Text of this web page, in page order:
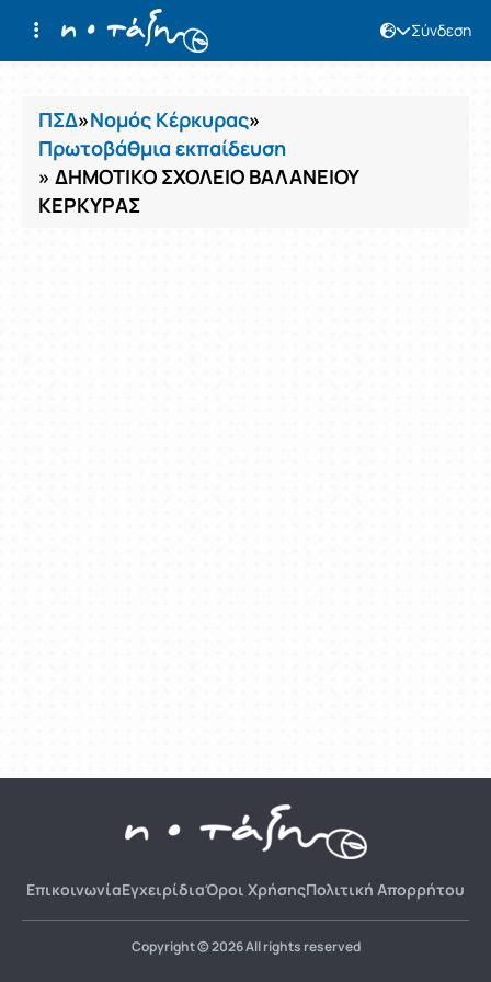
Σύνδεση
Μαθήματα
ΠΣΔ»Νομός Κέρκυρας»
Πρωτοβάθμια εκπαίδευση
» ΔΗΜΟΤΙΚΟ ΣΧΟΛΕΙΟ ΒΑΛΑΝΕΙΟΥ
ΚΕΡΚΥΡΑΣ
ΕπικοινωνίαΕγχειρίδιαΌροι ΧρήσηςΠολιτική Απορρήτου
Copyright © 2026 All rights reserved